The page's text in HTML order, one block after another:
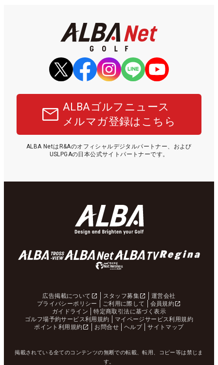
ALBAゴルフニュース
メルマガ登録はこちら
ALBA NetはR&Aのオフィシャルデジタルパートナー、および
USLPGAの日本公式サイトパートナーです。
広告掲載について スタッフ募集
運営会社
プライバシーポリシー
ご利用に際して
会員規約
ガイドライン
特定商取引法に基づく表示
ゴルフ場予約サービス利用規約
マイページサービス利用規約
ポイント利用規約
お問合せ ヘルプ サイトマップ
掲載されている全てのコンテンツの無断での転載、転用、コピー等は禁じま
す。